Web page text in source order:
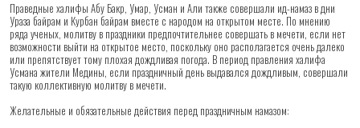
Праведные халифы Абу Бакр, Умар, Усман и Али также совершали ид-намаз в дни
Ураза байрам и Курбан байрам вместе с народом на открытом месте. По мнению
ряда ученых, молитву в праздники предпочтительнее совершать в мечети, если нет
возможности выйти на открытое место, поскольку оно располагается очень далеко
или препятствует тому плохая дождливая погода. В период правления халифа
Усмана жители Медины, если праздничный день выдавался дождливым, совершали
такую коллективную молитву в мечети.
Желательные и обязательные действия перед праздничным намазом: